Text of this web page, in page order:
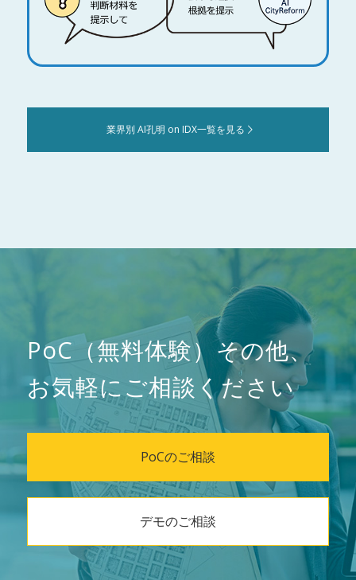
業界別 AI孔明 on IDX一覧を見る
PoC（無料体験）その他、
お気軽にご相談ください
PoCのご相談
デモのご相談